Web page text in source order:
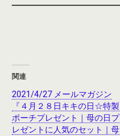
関連
2021/4/27 メールマガジン
『４月２８日キキの日☆特製
ポーチプレゼント｜母の日プ
レゼントに人気のセット｜母